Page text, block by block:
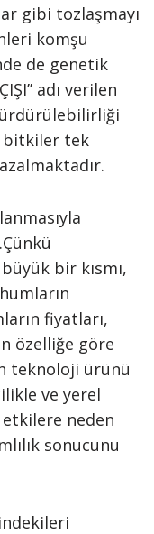
gibi tozlaşmayı
komşu
de genetik
adı verilen
bitkiler tek
bir kısmı,
fiyatları,
özelliğe göre
teknoloji ürünü
ve yerel
neden
sonucunu